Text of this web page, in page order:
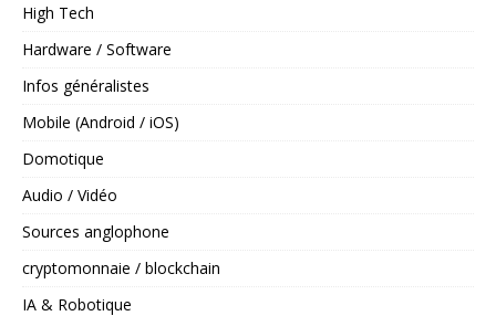
High Tech
Hardware / Software
Infos généralistes
Mobile (Android / iOS)
Domotique
Audio / Vidéo
Sources anglophone
cryptomonnaie / blockchain
IA & Robotique